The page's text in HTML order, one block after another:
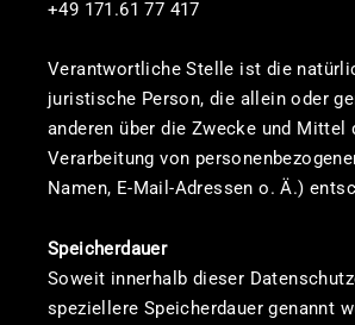
+49 171.61 77 417
Verantwortliche Stelle ist die
juristische Person, die allein oder
anderen über die Zwecke und Mittel
Verarbeitung von
Namen, E-Mail-Adressen o. Ä.)
Speicherdauer
Soweit innerhalb dieser
speziellere Speicherdauer genannt